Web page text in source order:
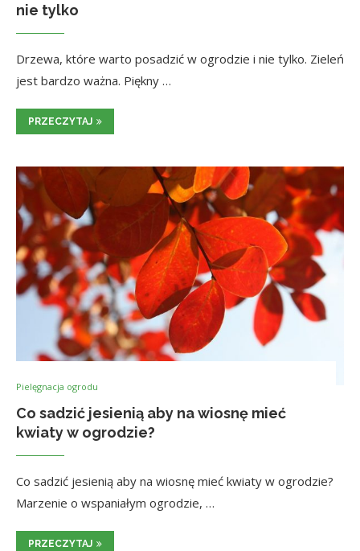
nie tylko
Drzewa, które warto posadzić w ogrodzie i nie tylko. Zieleń
jest bardzo ważna. Piękny …
PRZECZYTAJ
Pielęgnacja ogrodu
Co sadzić jesienią aby na wiosnę mieć
kwiaty w ogrodzie?
Co sadzić jesienią aby na wiosnę mieć kwiaty w ogrodzie?
Marzenie o wspaniałym ogrodzie, …
PRZECZYTAJ